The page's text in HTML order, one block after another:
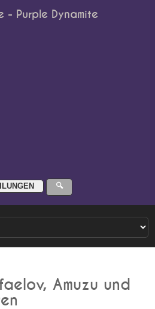
- Purple Dynamite
Amuzu und